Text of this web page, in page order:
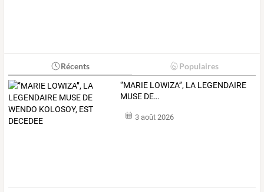
Récents Populaires
‘’MARIE LOWIZA’’, LA LEGENDAIRE
MUSE DE…
3 août 2026